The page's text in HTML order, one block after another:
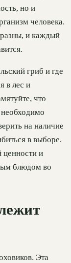
но и
человека.
и каждый
гриб и где
в лес и
что
необходимо
на наличие
в выборе.
ценности и
блюдом во
Эта